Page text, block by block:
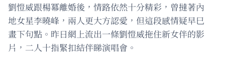
劉愷威跟楊冪離婚後，情路依然十分精彩，曾撻著內
地女星李曉峰，兩人更大方認愛，但這段感情疑早巳
畫下句點。昨日網上流出一條劉愷威拖住新女伴的影
片，二人十指緊扣結伴睇演唱會。